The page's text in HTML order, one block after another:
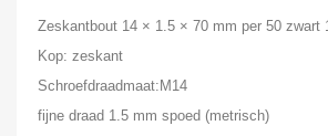
Zeskantbout 14 × 1.5 × 70 mm per 50 zwart
Kop: zeskant
Schroefdraadmaat:M14
fijne draad 1.5 mm spoed (metrisch)